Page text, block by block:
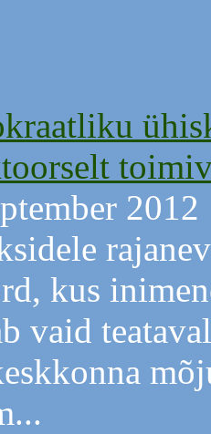
2012
kus
vaid